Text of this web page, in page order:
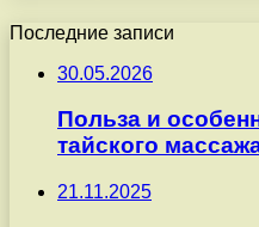
Последние записи
30.05.2026
Польза и
тайского
21.11.2025